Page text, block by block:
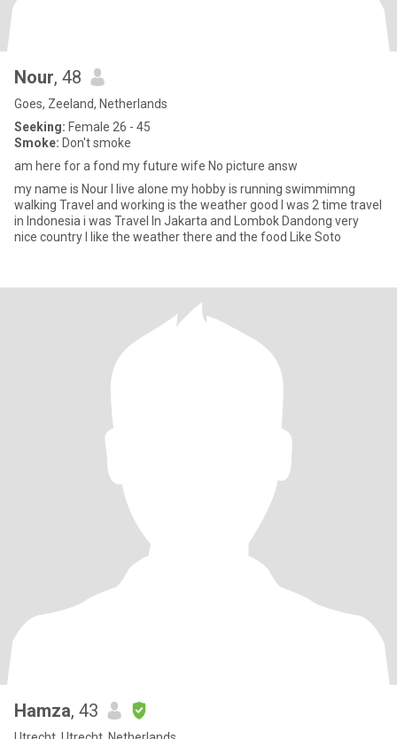
Nour, 48
Goes, Zeeland, Netherlands
Seeking: Female 26 - 45
Smoke: Don't smoke
am here for a fond my future wife No picture answ
my name is Nour I live alone my hobby is running swimmimng
walking Travel and working is the weather good I was 2 time travel
in Indonesia i was Travel In Jakarta and Lombok Dandong very
nice country I like the weather there and the food Like Soto
Hamza, 43